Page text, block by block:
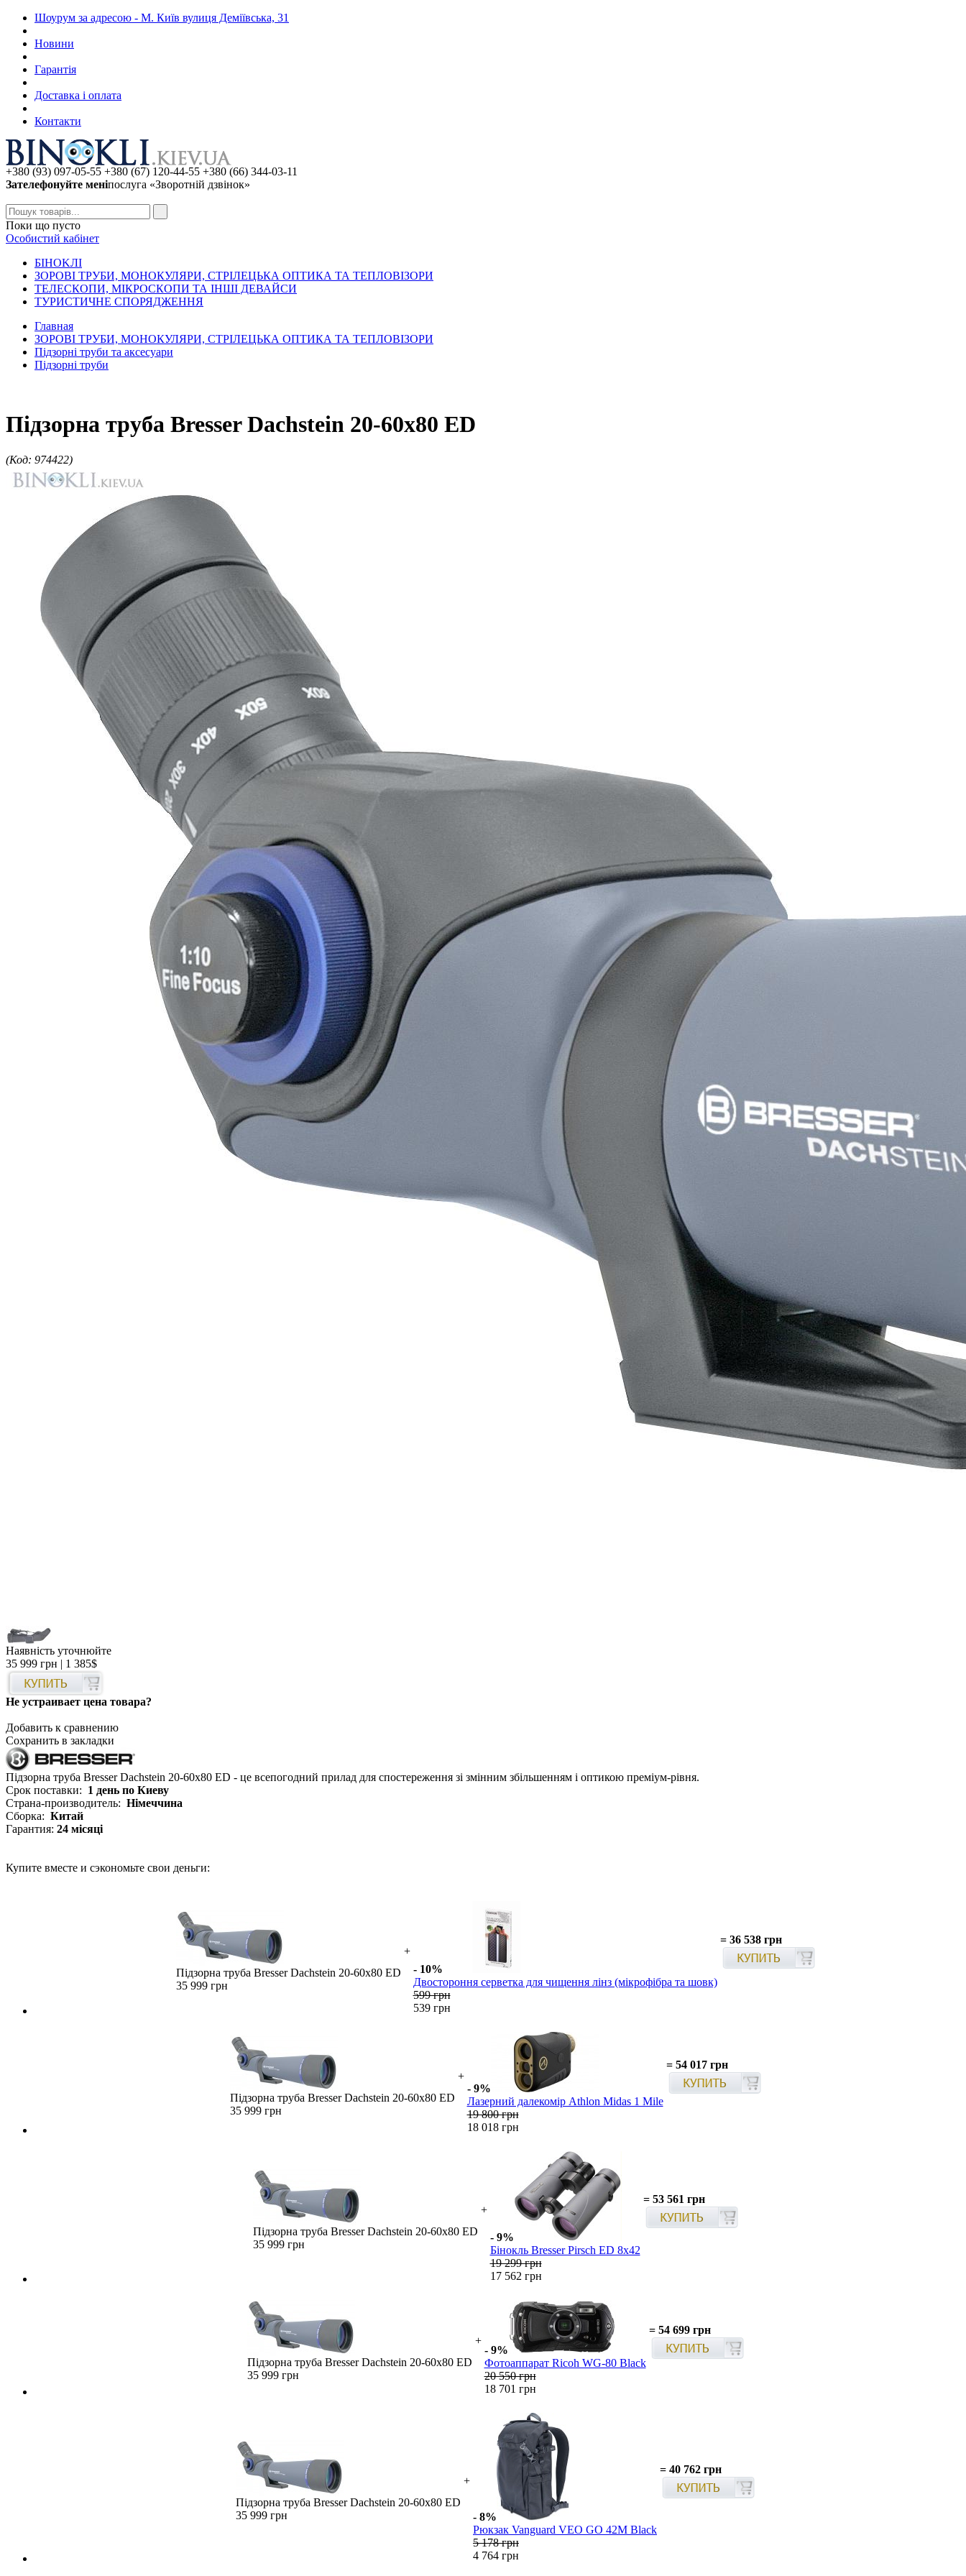
Шоурум за адресою - М. Київ вулиця Деміївська, 31
Новини
Гарантія
Доставка і оплата
Контакти
+380 (93) 097-05-55 +380 (67) 120-44-55 +380 (66) 344-03-11
Зателефонуйте меніпослуга «Зворотній дзвінок»
Поки що пусто
Особистий кабінет
БIHOKЛI
ЗОРОВІ ТРУБИ, МОНОКУЛЯРИ, СТРІЛЕЦЬКА ОПТИКА ТА ТЕПЛОВІЗОРИ
ТЕЛЕСКОПИ, МІКРОСКОПИ ТА ІНШІ ДЕВАЙСИ
ТУРИСТИЧНЕ СПОРЯДЖЕННЯ
Главная
ЗОРОВІ ТРУБИ, МОНОКУЛЯРИ, СТРІЛЕЦЬКА ОПТИКА ТА ТЕПЛОВІЗОРИ
Підзорні труби та аксесуари
Підзорні труби
Підзорна труба Bresser Dachstein 20-60x80 ED
(Код: 974422)
Наявність уточнюйте
35 999 грн | 1 385$
Не устраивает цена товара?
Добавить к сравнению
Сохранить в закладки
Підзорна труба Bresser Dachstein 20-60x80 ED - це всепогодний прилад для спостереження зі змінним збільшенням і оптикою преміум-рівня.
Срок поставки: 1 день по Киеву
Страна-производитель: Німеччина
Сборка: Китай
Гарантия: 24 місяці
Купите вместе и сэкономьте свои деньги:
Підзорна труба Bresser Dachstein 20-60x80 ED
35 999 грн
+
- 10%
Двостороння серветка для чищення лінз (мікрофібра та шовк)
599 грн
539 грн
= 36 538 грн
Підзорна труба Bresser Dachstein 20-60x80 ED
35 999 грн
+
- 9%
Лазерний далекомір Athlon Midas 1 Mile
19 800 грн
18 018 грн
= 54 017 грн
Підзорна труба Bresser Dachstein 20-60x80 ED
35 999 грн
+
- 9%
Бінокль Bresser Pirsch ED 8x42
19 299 грн
17 562 грн
= 53 561 грн
Підзорна труба Bresser Dachstein 20-60x80 ED
35 999 грн
+
- 9%
Фотоаппарат Ricoh WG-80 Black
20 550 грн
18 701 грн
= 54 699 грн
Підзорна труба Bresser Dachstein 20-60x80 ED
35 999 грн
+
- 8%
Рюкзак Vanguard VEO GO 42M Black
5 178 грн
4 764 грн
= 40 762 грн